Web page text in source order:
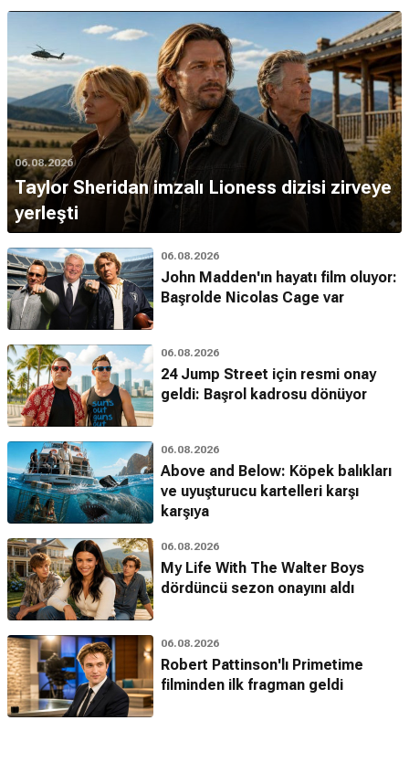
06.08.2026
Taylor Sheridan imzalı Lioness dizisi zirveye
yerleşti
06.08.2026
John Madden'ın hayatı film oluyor:
Başrolde Nicolas Cage var
06.08.2026
24 Jump Street için resmi onay
geldi: Başrol kadrosu dönüyor
06.08.2026
Above and Below: Köpek balıkları
ve uyuşturucu kartelleri karşı
karşıya
06.08.2026
My Life With The Walter Boys
dördüncü sezon onayını aldı
06.08.2026
Robert Pattinson'lı Primetime
filminden ilk fragman geldi